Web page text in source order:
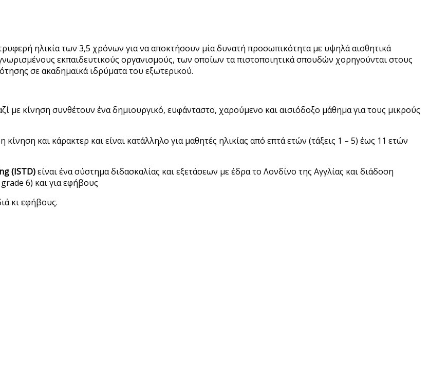
ηλικία των 3,5 χρόνων για να αποκτήσουν μία δυνατή προσωπικότητα με υψηλά αισθητικά
εκπαιδευτικούς οργανισμούς, των οποίων τα πιστοποιητικά σπουδών χορηγούνται στους
σε ακαδημαϊκά ιδρύματα του εξωτερικού.
με κίνηση συνθέτουν ένα δημιουργικό, ευφάνταστο, χαρούμενο και αισιόδοξο μάθημα για τους μικρούς
και κάρακτερ και είναι κατάλληλο για μαθητές ηλικίας από επτά ετών (τάξεις 1 – 5) έως 11 ετών
(ISTD)είναι ένα σύστημα διδασκαλίας και εξετάσεων με έδρα το Λονδίνο της Αγγλίας και διάδοση
6) και για εφήβους
κι εφήβους.